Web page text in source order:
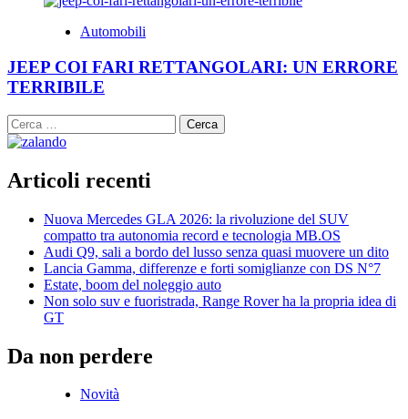
Automobili
JEEP COI FARI RETTANGOLARI: UN ERRORE
TERRIBILE
Ricerca
per:
Articoli recenti
Nuova Mercedes GLA 2026: la rivoluzione del SUV
compatto tra autonomia record e tecnologia MB.OS
Audi Q9, sali a bordo del lusso senza quasi muovere un dito
Lancia Gamma, differenze e forti somiglianze con DS N°7
Estate, boom del noleggio auto
Non solo suv e fuoristrada, Range Rover ha la propria idea di
GT
Da non perdere
Novità